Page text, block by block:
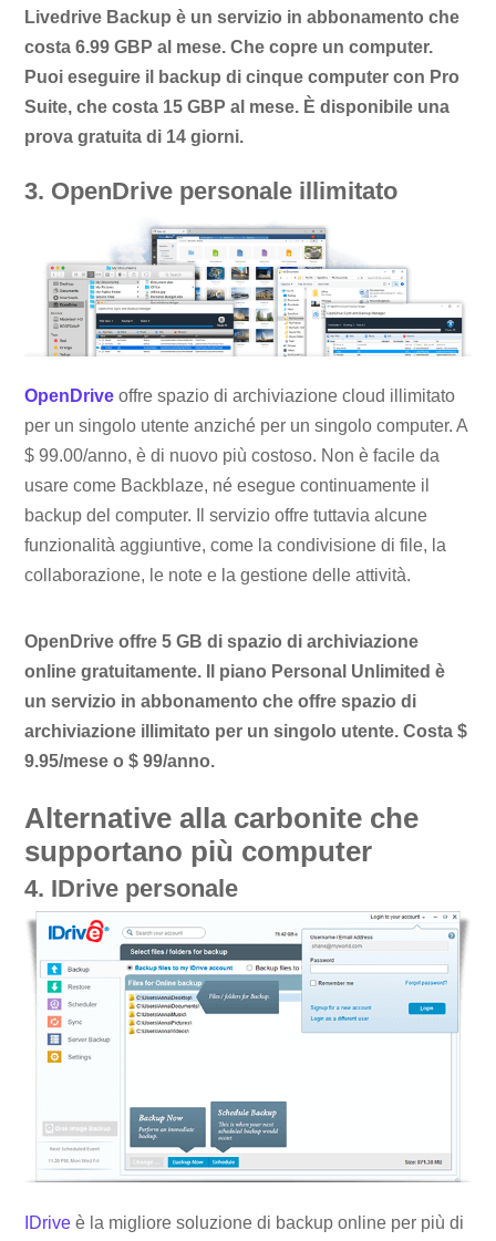
Livedrive Backup è un servizio in abbonamento che
costa 6.99 GBP al mese. Che copre un computer.
Puoi eseguire il backup di cinque computer con Pro
Suite, che costa 15 GBP al mese. È disponibile una
prova gratuita di 14 giorni.
3. OpenDrive personale illimitato
OpenDrive offre spazio di archiviazione cloud illimitato
per un singolo utente anziché per un singolo computer. A
$ 99.00/anno, è di nuovo più costoso. Non è facile da
usare come Backblaze, né esegue continuamente il
backup del computer. Il servizio offre tuttavia alcune
funzionalità aggiuntive, come la condivisione di file, la
collaborazione, le note e la gestione delle attività.
OpenDrive offre 5 GB di spazio di archiviazione
online gratuitamente. Il piano Personal Unlimited è
un servizio in abbonamento che offre spazio di
archiviazione illimitato per un singolo utente. Costa $
9.95/mese o $ 99/anno.
Alternative alla carbonite che
supportano più computer
4. IDrive personale
IDrive è la migliore soluzione di backup online per più di